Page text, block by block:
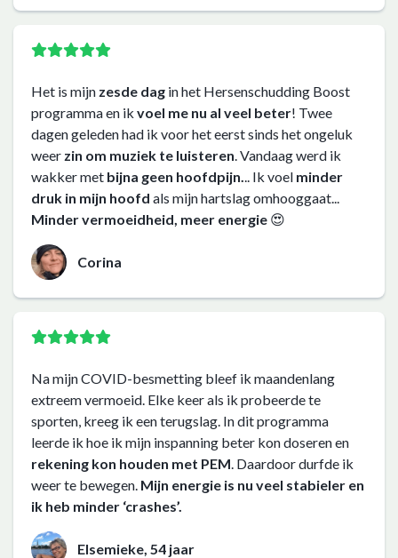
Het is mijn zesde dag in het Hersenschudding Boost
programma en ik voel me nu al veel beter! Twee
dagen geleden had ik voor het eerst sinds het ongeluk
weer zin om muziek te luisteren . Vandaag werd ik
wakker met bijna geen hoofdpijn. .. Ik voel minder
druk in mijn hoofd als mijn hartslag omhooggaat...
Minder vermoeidheid, meer energie 😍
Corina
Na mijn COVID-besmetting bleef ik maandenlang
extreem vermoeid. Elke keer als ik probeerde te
sporten, kreeg ik een terugslag. In dit programma
leerde ik hoe ik mijn inspanning beter kon doseren en
rekening kon houden met PEM . Daardoor durfde ik
weer te bewegen. Mijn energie is nu veel stabieler en
ik heb minder ‘crashes’.
Elsemieke, 54 jaar